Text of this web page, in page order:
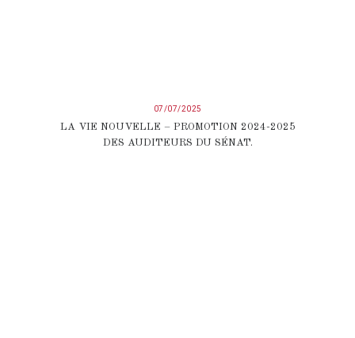
07/07/2025
LA VIE NOUVELLE – PROMOTION 2024-2025
DES AUDITEURS DU SÉNAT.